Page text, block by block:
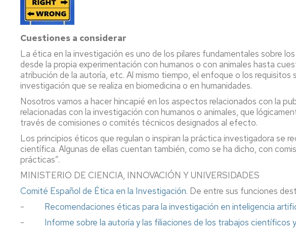
Colecciones
Normativa
y
Calidad
Carta
de
servicios
La
Biblioteca
en
Cifras
Redes
Sociales
Bases
datos
Tesis
Actas
de
congresos
Proyectos/Trabajos
Fin
Estudios
Bibliografía
El
Préstamo,
renovar,
reservar
Obtención
de
Documentos
/
Prest.
Interbibliotecario
de
libros
Sugerir
una
Cuestiones a considerar
La ética en la investigación es uno de los pilares fundamentales sobre
desde la propia experimentación con humanos o con animales hasta
atribución de la autoría, etc. Al mismo tiempo, el enfoque o los
investigación que se realiza en biomedicina o en humanidades.
Nosotros vamos a hacer hincapié en los aspectos relacionados con la
relacionadas con la investigación con humanos o animales, que
través de comisiones o comités técnicos designados al efecto.
Los principios éticos que regulan o inspiran la práctica investigadora se
científica. Algunas de ellas cuentan también, como se ha dicho, con
prácticas”.
MINISTERIO DE CIENCIA, INNOVACIÓN Y UNIVERSIDADES
Comité Español de Ética en la Investigación. De entre sus funciones
- Recomendaciones éticas para la investigación en inteligencia
- Informe sobre la autoría y las filiaciones de los trabajos